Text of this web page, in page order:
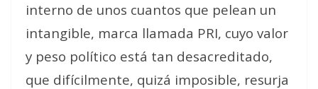
interno de unos cuantos que pelean un
intangible, marca llamada PRI, cuyo valor
y peso político está tan desacreditado,
que difícilmente, quizá imposible, resurja